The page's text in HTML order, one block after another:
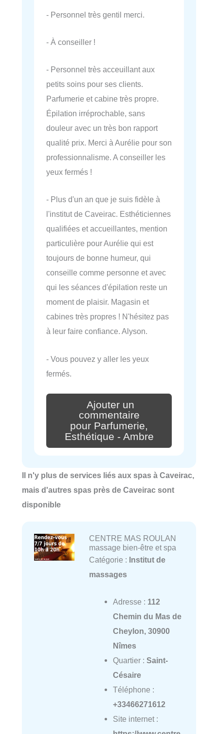
- Personnel très gentil merci.
- À conseiller !
- Personnel très acceuillant aux
petits soins pour ses clients.
Parfumerie et cabine très propre.
Épilation irréprochable, sans
douleur avec un très bon rapport
qualité prix. Merci à Aurélie pour son
professionnalisme. A conseiller les
yeux fermés !
- Plus d'un an que je suis fidèle à
l'institut de Caveirac. Esthéticiennes
qualifiées et accueillantes, mention
particulière pour Aurélie qui est
toujours de bonne humeur, qui
conseille comme personne et avec
qui les séances d'épilation reste un
moment de plaisir. Magasin et
cabines très propres ! N'hésitez pas
à leur faire confiance. Alyson.
- Vous pouvez y aller les yeux
fermés.
Ajouter un
commentaire
pour Parfumerie,
Esthétique - Ambre
Il n'y plus de services liés aux spas à Caveirac,
mais d'autres spas près de Caveirac sont
disponible
CENTRE MAS ROULAN
massage bien-être et spa
Catégorie : Institut de
massages
Adresse : 112
Chemin du Mas de
Cheylon, 30900
Nîmes
Quartier : Saint-
Césaire
Téléphone :
+33466271612
Site internet :